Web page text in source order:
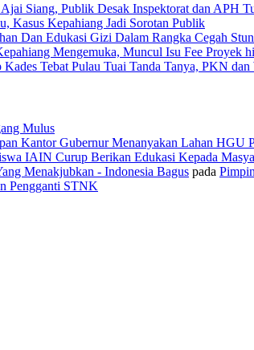
Siang, Publik Desak Inspektorat dan APH
Kasus Kepahiang Jadi Sorotan Publik
Dan Edukasi Gizi Dalam Rangka Cegah
Mengemuka, Muncul Isu Fee Proyek
Tebat Pulau Tuai Tanda Tanya, PKN dan
Mulus
Kantor Gubernur Menanyakan Lahan HGU
IAIN Curup Berikan Edukasi Kepada
Menakjubkan - Indonesia Bagus pada
Pengganti STNK